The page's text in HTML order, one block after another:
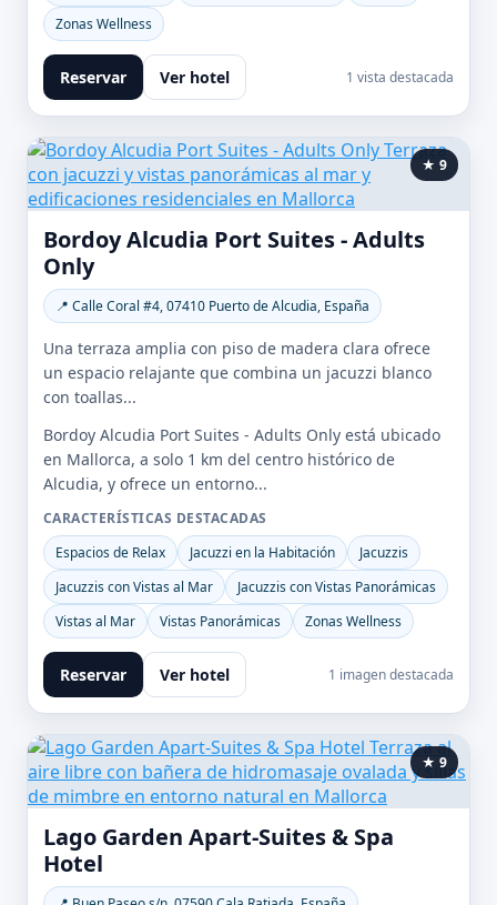
Zonas Wellness
Reservar Ver hotel 1 vista destacada
★ 9
Bordoy Alcudia Port Suites - Adults
Only
📍 Calle Coral #4, 07410 Puerto de Alcudia, España
Una terraza amplia con piso de madera clara ofrece
un espacio relajante que combina un jacuzzi blanco
con toallas...
Bordoy Alcudia Port Suites - Adults Only está ubicado
en Mallorca, a solo 1 km del centro histórico de
Alcudia, y ofrece un entorno...
CARACTERÍSTICAS DESTACADAS
Espacios de Relax
Jacuzzi en la Habitación
Jacuzzis
Jacuzzis con Vistas al Mar
Jacuzzis con Vistas Panorámicas
Vistas al Mar
Vistas Panorámicas Zonas Wellness
Reservar Ver hotel 1 imagen destacada
★ 9
Lago Garden Apart-Suites & Spa
Hotel